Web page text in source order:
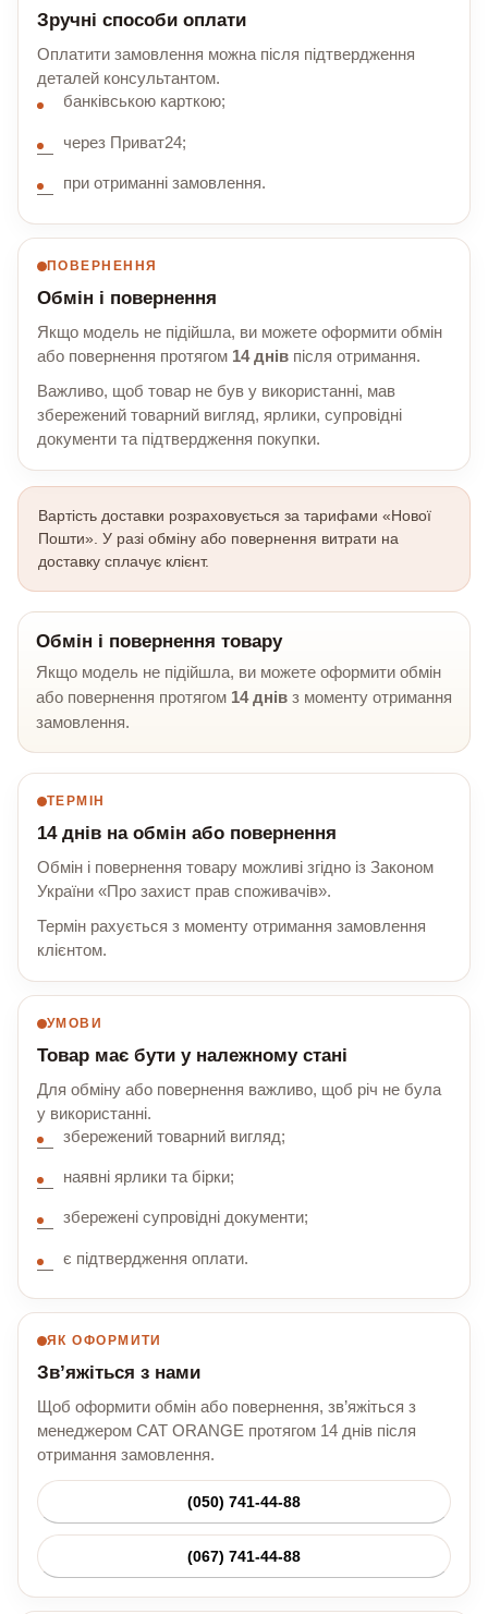
Зручні способи оплати
Оплатити замовлення можна після підтвердження
деталей консультантом.
банківською карткою;
через Приват24;
при отриманні замовлення.
ПОВЕРНЕННЯ
Обмін і повернення
Якщо модель не підійшла, ви можете оформити обмін
або повернення протягом 14 днів після отримання.
Важливо, щоб товар не був у використанні, мав
збережений товарний вигляд, ярлики, супровідні
документи та підтвердження покупки.
Вартість доставки розраховується за тарифами «Нової
Пошти». У разі обміну або повернення витрати на
доставку сплачує клієнт.
Обмін і повернення товару
Якщо модель не підійшла, ви можете оформити обмін
або повернення протягом 14 днів з моменту отримання
замовлення.
ТЕРМІН
14 днів на обмін або повернення
Обмін і повернення товару можливі згідно із Законом
України «Про захист прав споживачів».
Термін рахується з моменту отримання замовлення
клієнтом.
УМОВИ
Товар має бути у належному стані
Для обміну або повернення важливо, щоб річ не була
у використанні.
збережений товарний вигляд;
наявні ярлики та бірки;
збережені супровідні документи;
є підтвердження оплати.
ЯК ОФОРМИТИ
Зв’яжіться з нами
Щоб оформити обмін або повернення, зв’яжіться з
менеджером CAT ORANGE протягом 14 днів після
отримання замовлення.
(050) 741-44-88
(067) 741-44-88